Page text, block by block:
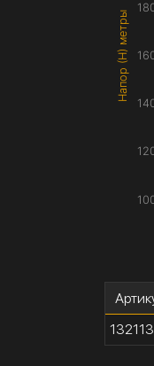
Напор (H) метры